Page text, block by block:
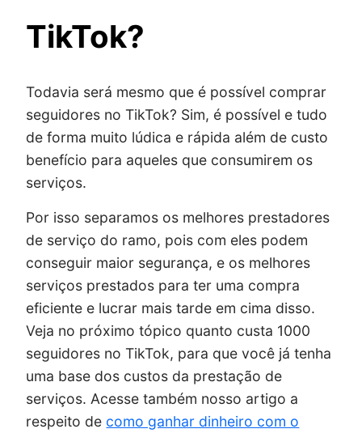
TikTok?
Todavia será mesmo que é possível comprar
seguidores no TikTok? Sim, é possível e tudo
de forma muito lúdica e rápida além de custo
benefício para aqueles que consumirem os
serviços.
Por isso separamos os melhores prestadores
de serviço do ramo, pois com eles podem
conseguir maior segurança, e os melhores
serviços prestados para ter uma compra
eficiente e lucrar mais tarde em cima disso.
Veja no próximo tópico quanto custa 1000
seguidores no TikTok, para que você já tenha
uma base dos custos da prestação de
serviços. Acesse também nosso artigo a
respeito de como ganhar dinheiro com o